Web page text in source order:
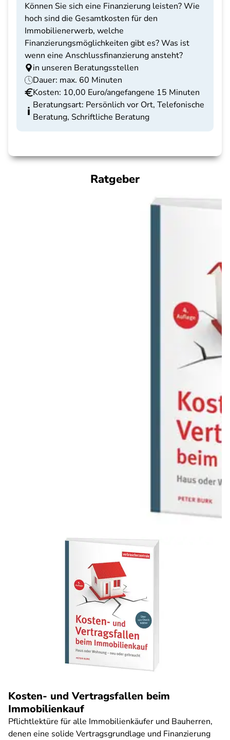
Können Sie sich eine Finanzierung leisten? Wie
hoch sind die Gesamtkosten für den
Immobilienerwerb, welche
Finanzierungsmöglichkeiten gibt es? Was ist
wenn eine Anschlussfinanzierung ansteht?
in unseren Beratungsstellen
Dauer: max. 60 Minuten
Kosten: 10,00 Euro/angefangene 15 Minuten
Beratungsart: Persönlich vor Ort, Telefonische
Beratung, Schriftliche Beratung
Ratgeber
Kosten- und Vertragsfallen beim
Immobilienkauf
Pflichtlektüre für alle Immobilienkäufer und Bauherren,
denen eine solide Vertragsgrundlage und Finanzierung